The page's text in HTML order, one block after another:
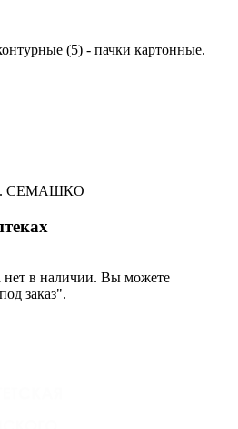
(5) - пачки картонные.
и. СЕМАШКО
нет в наличии. Вы можете
заказ".